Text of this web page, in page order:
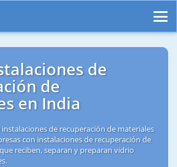
de
de
en India
de recuperación de materiales
con instalaciones de recuperación de
reciben, separan y preparan vidrio